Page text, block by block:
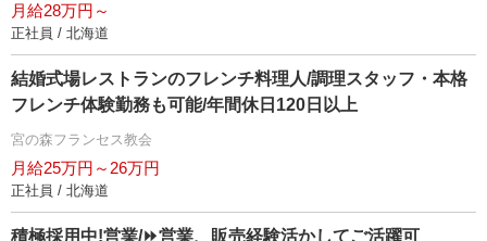
月給28万円～
正社員 / 北海道
結婚式場レストランのフレンチ料理人/調理スタッフ・本格
フレンチ体験勤務も可能/年間休日120日以上
宮の森フランセス教会
月給25万円～26万円
正社員 / 北海道
積極採用中!営業/⏩️営業、販売経験活かしてご活躍可